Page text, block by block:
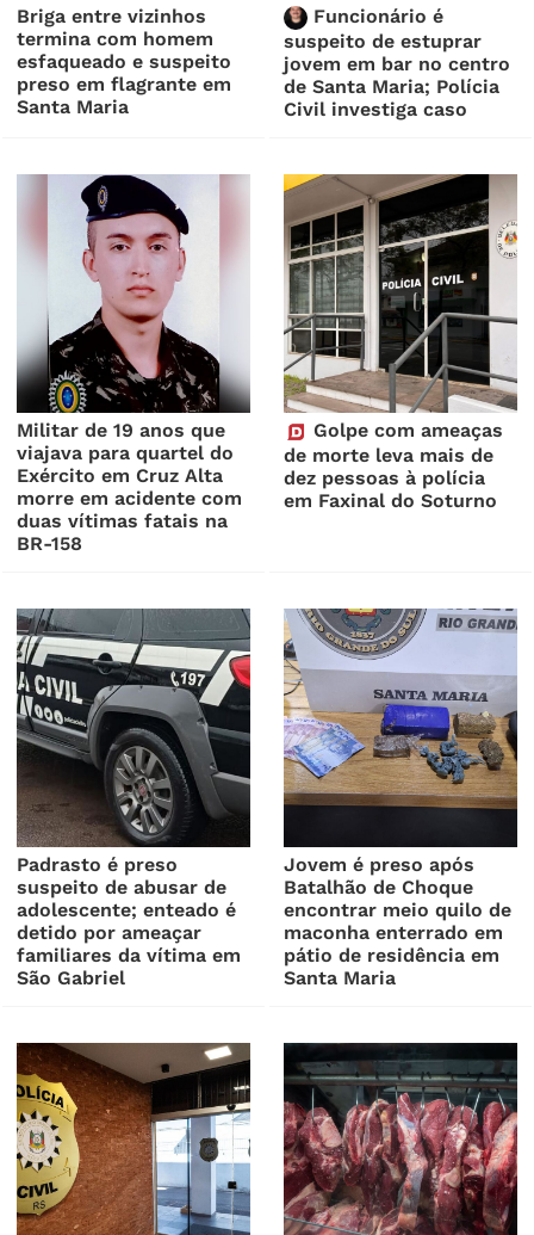
Briga entre vizinhos
termina com homem
esfaqueado e suspeito
preso em flagrante em
Santa Maria
Funcionário é
suspeito de estuprar
jovem em bar no centro
de Santa Maria; Polícia
Civil investiga caso
Militar de 19 anos que
viajava para quartel do
Exército em Cruz Alta
morre em acidente com
duas vítimas fatais na
BR-158
Golpe com ameaças
de morte leva mais de
dez pessoas à polícia
em Faxinal do Soturno
Padrasto é preso
suspeito de abusar de
adolescente; enteado é
detido por ameaçar
familiares da vítima em
São Gabriel
Jovem é preso após
Batalhão de Choque
encontrar meio quilo de
maconha enterrado em
pátio de residência em
Santa Maria